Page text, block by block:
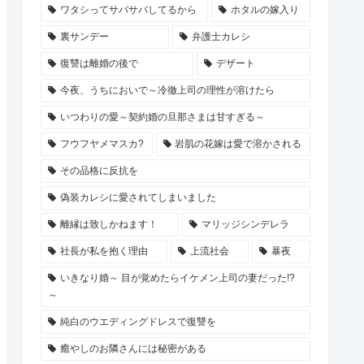
ワタシってサバサバしてるから ホタルの嫁入り
裏サンデー 弁護士カレシ
復讐は離婚の後で デザート
今夜、うちにおいで～冷徹上司の理性が溶けたら
いつわりの愛～契約婚の旦那さまは甘すぎる～
フウフヤメマスカ? 岩肌の花嫁は愛で溶かされる
その品格に反抗を
偽装カレシに愛されてしまいました
離縁は致しかねます！ マリッジシンデレラ
社長が私を抱く理由 上流社会 暴夜
いきなり婚～ 目が覚めたらイケメン上司の妻だった!?
～
純白のウエディングドレスで復讐を
癒やしのお隣さんには秘密がある